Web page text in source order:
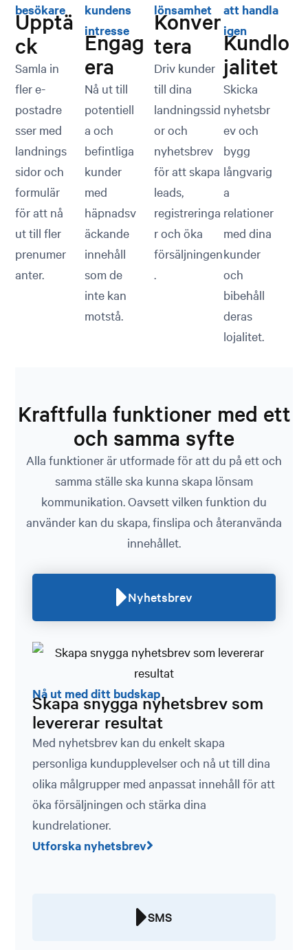
besökare
Upptä
ck
Samla in
fler e-
postadre
sser med
landnings
sidor och
formulär
för att nå
ut till fler
prenumer
anter.
kundens
intresse
Engag
era
Nå ut till
potentiell
a och
befintliga
kunder
med
häpnadsv
äckande
innehåll
som de
inte kan
motstå.
lönsamhet
Konver
tera
Driv kunder
till dina
landningssid
or och
nyhetsbrev
för att skapa
leads,
registreringa
r och öka
försäljningen
.
att handla
igen
Kundlo
jalitet
Skicka
nyhetsbr
ev och
bygg
långvarig
a
relationer
med dina
kunder
och
bibehåll
deras
lojalitet.
Kraftfulla funktioner med ett
och samma syfte
Alla funktioner är utformade för att du på ett och
samma ställe ska kunna skapa lönsam
kommunikation. Oavsett vilken funktion du
använder kan du skapa, finslipa och återanvända
innehållet.
Nyhetsbrev
SMS
Nå ut med ditt budskap
Skapa snygga nyhetsbrev som
levererar resultat
Med nyhetsbrev kan du enkelt skapa
personliga kundupplevelser och nå ut till dina
olika målgrupper med anpassat innehåll för att
öka försäljningen och stärka dina
kundrelationer.
Utforska nyhetsbrev